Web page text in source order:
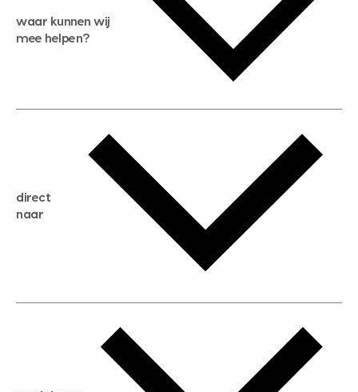
waar kunnen wij
mee helpen?
gratis zoekservice
huis verkopen
huis kopen
aankoopadvies
verkoopadvies
hypotheekadvies
direct
naar
hypotheek berekenen
maximale hypotheek berekenen